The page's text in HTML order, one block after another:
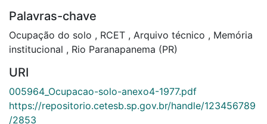
Palavras-chave
Ocupação do solo , RCET , Arquivo técnico , Memória
institucional , Rio Paranapanema (PR)
URI
005964_Ocupacao-solo-anexo4-1977.pdf
https://repositorio.cetesb.sp.gov.br/handle/123456789
/2853